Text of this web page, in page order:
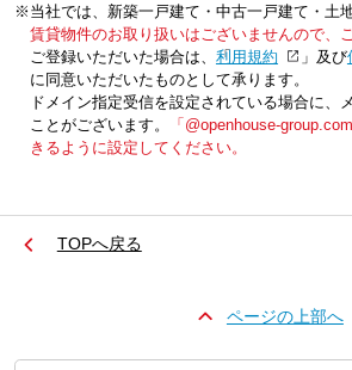
※当社では、新築一戸建て・中古一戸建て・土
賃貸物件のお取り扱いはございませんので、
ご登録いただいた場合は、「利用規約 」及び
に同意いただいたものとして承ります。
ドメイン指定受信を設定されている場合に、
ことがございます。
「@openhouse-
きるように設定してください。
TOPへ戻る
ページの上部へ